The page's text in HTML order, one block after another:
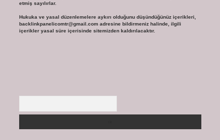
etmiş sayılırlar.
Hukuka ve yasal düzenlemelere aykırı olduğunu düşündüğünüz içerikleri,
backlinkpanelicomtr@gmail.comadresine bildirmeniz halinde, ilgili
içerikler yasal süre içerisinde sitemizden kaldırılacaktır.